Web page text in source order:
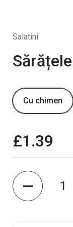
Salatini
Cu chimen
£1.39
Cantitate